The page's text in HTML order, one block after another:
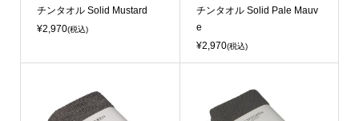
チンタオル Solid Mustard
¥2,970(税込)
チンタオル Solid Pale Mauv
e
¥2,970(税込)